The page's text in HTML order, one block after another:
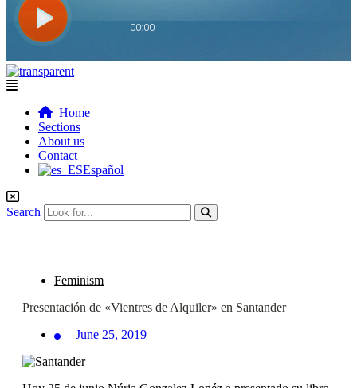
Flyout
Home
Sections
About us
Contact
Español
Search
Feminism
Presentación de «Vientres de Alquiler» en Santander
June 25, 2019